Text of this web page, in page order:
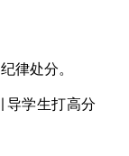
律处分。
导学生打高分